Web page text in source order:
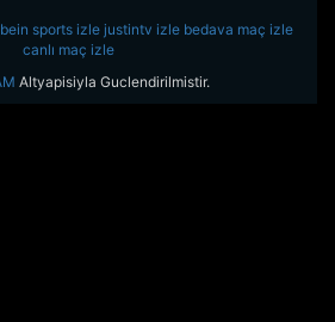
Haber
bein sports izle justintv izle bedava maç izle
canlı maç izle
Altyapisiyla Guclendirilmistir.